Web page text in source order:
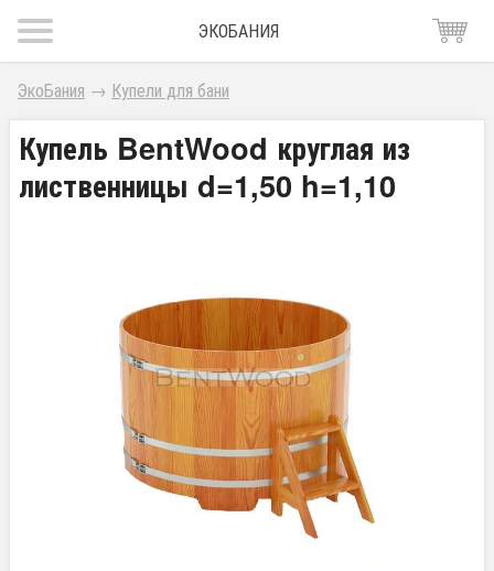
ЭКОБАНИЯ
ЭкоБания → Купели для бани
Купель BentWood круглая из
лиственницы d=1,50 h=1,10